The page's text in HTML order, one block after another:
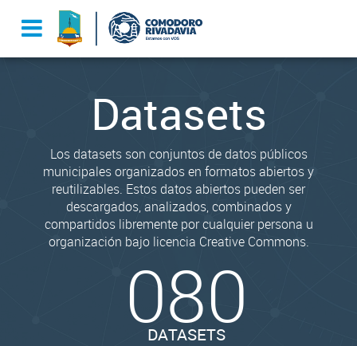
Datasets
Los datasets son conjuntos de datos públicos
municipales organizados en formatos abiertos y
reutilizables. Estos datos abiertos pueden ser
descargados, analizados, combinados y
compartidos libremente por cualquier persona u
organización bajo licencia Creative Commons.
080
DATASETS